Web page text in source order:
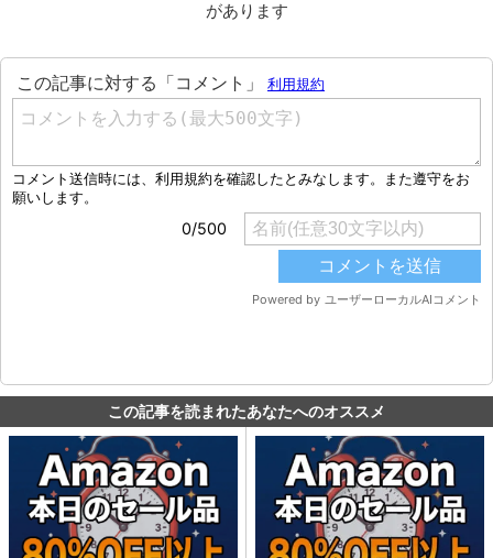
があります
この記事を読まれたあなたへのオススメ